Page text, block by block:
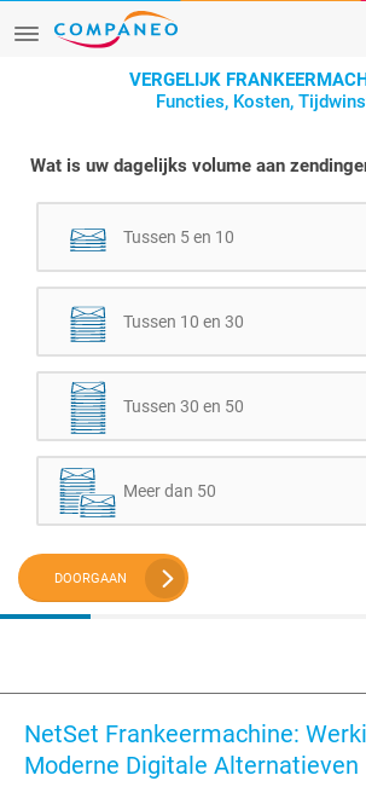
VERGELIJK
Functies, Kosten,
Wat is uw dagelijks volume aan
Tussen 5 en 10
Tussen 10 en 30
Tussen 30 en 50
Meer dan 50
DOORGAAN
NetSet Frankeermachine:
Moderne Digitale Alternatieven